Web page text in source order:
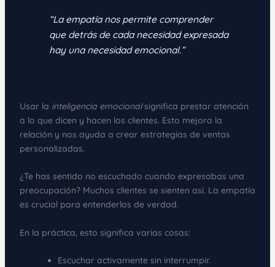
“La empatía nos permite comprender
que detrás de cada necesidad expresada
hay una necesidad emocional.”
Usar la inteligencia emocionalsignifica prestar atención
a lo que dicen y hacen los clientes. Esto mejora la
relación y nos ayuda a crear estrategias de ventas
personalizadas.
¿Te has sentido no escuchado cuando expresabas una
preocupación? Muchos clientes se sienten así. La empatía
es crucial para entenderlos de verdad.
En la práctica, esto significa varias cosas:
Escuchar activamente sin interrumpir.